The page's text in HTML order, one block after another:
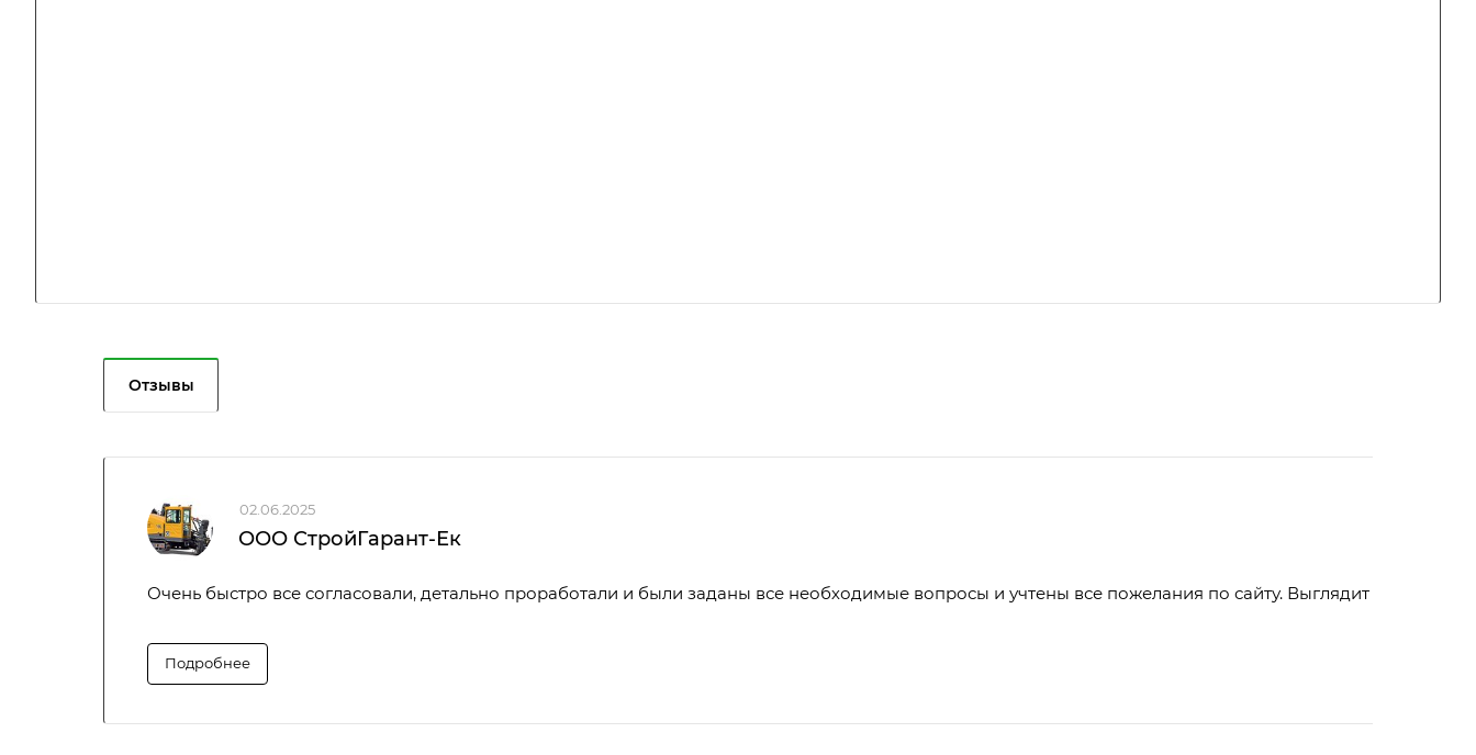
Отзывы
02.06.2025
ООО СтройГарант-Ек
Очень быстро все согласовали, детально проработали и были заданы все необходимые вопросы и учтены все пожелания по сайту. Выглядит круто мне
Подробнее